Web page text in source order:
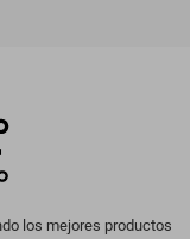
los mejores productos